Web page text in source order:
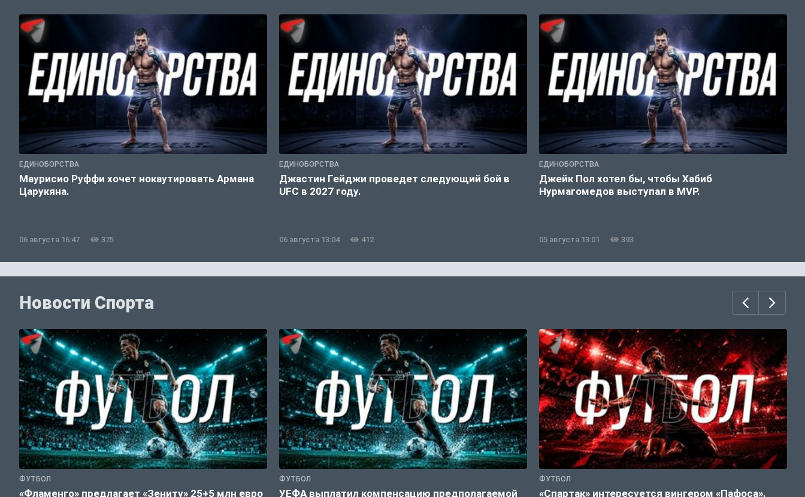
ЕДИНОБОРСТВА
Маурисио Руффи хочет нокаутировать Армана
Царукяна.
06 августа 16:47 375
ЕДИНОБОРСТВА
Джастин Гейджи проведет следующий бой в
UFC в 2027 году.
06 августа 13:04 412
ЕДИНОБОРСТВА
Джейк Пол хотел бы, чтобы Хабиб
Нурмагомедов выступал в MVP.
05 августа 13:01 393
Новости Спорта
ФУТБОЛ
«Фламенго» предлагает «Зениту» 25+5 млн евро
ФУТБОЛ
УЕФА выплатил компенсацию предполагаемой
ФУТБОЛ
«Спартак» интересуется вингером «Пафоса».